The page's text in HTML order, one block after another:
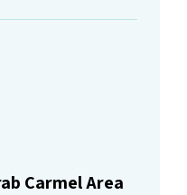
Carmel Area